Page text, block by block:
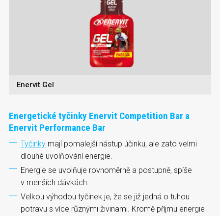
Enervit Gel
Energetické tyčinky Enervit Competition Bar a
Enervit Performance Bar
Tyčinky mají pomalejší nástup účinku, ale zato velmi
dlouhé uvolňování energie.
Energie se uvolňuje rovnoměrně a postupně, spíše
v menších dávkách.
Velkou výhodou tyčinek je, že se již jedná o tuhou
potravu s více různými živinami. Kromě příjmu energie